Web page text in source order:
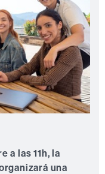
a las 11h, la
una